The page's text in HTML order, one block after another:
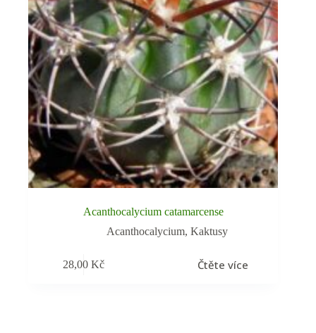
Acanthocalycium catamarcense
Acanthocalycium,Kaktusy
28,00Kč Čtěte více